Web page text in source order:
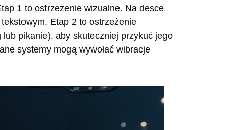
1 to ostrzeżenie wizualne. Na desce
Etap 2 to ostrzeżenie
pikanie), aby skuteczniej przykuć jego
systemy mogą wywołać wibracje